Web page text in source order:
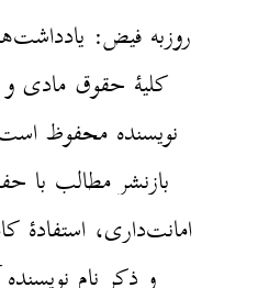
روزبه فیض:
کلیهٔ حقوق مادی
نویسنده محفوظ
بازنشر مطالب با
امانت‌داری، استفادهٔ
و ذکر نام